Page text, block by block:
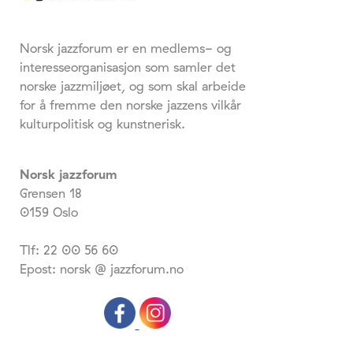
Norsk jazzforum er en medlems- og
interesseorganisasjon som samler det
norske jazzmiljøet, og som skal arbeide
for å fremme den norske jazzens vilkår
kulturpolitisk og kunstnerisk.
Norsk jazzforum
Grensen 18
0159 Oslo
Tlf: 22 00 56 60
Epost: norsk @ jazzforum.no